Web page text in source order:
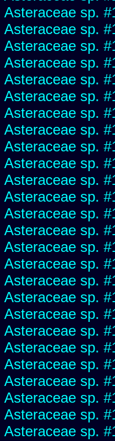
Asteraceae sp.
Asteraceae sp.
Asteraceae sp.
Asteraceae sp.
Asteraceae sp.
Asteraceae sp.
Asteraceae sp.
Asteraceae sp.
Asteraceae sp.
Asteraceae sp.
Asteraceae sp.
Asteraceae sp.
Asteraceae sp.
Asteraceae sp.
Asteraceae sp.
Asteraceae sp.
Asteraceae sp.
Asteraceae sp.
Asteraceae sp.
Asteraceae sp.
Asteraceae sp.
Asteraceae sp.
Asteraceae sp.
Asteraceae sp.
Asteraceae sp.
Asteraceae sp.